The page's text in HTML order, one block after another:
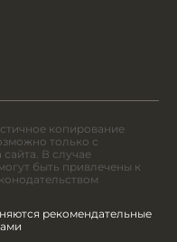
копирование
только с
В случае
быть привлечены к
рекомендательные